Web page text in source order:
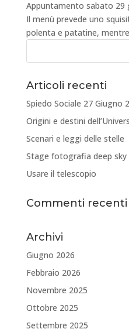
Appuntamento sabato 29
Il menù prevede uno
polenta e patatine,
Articoli recenti
Spiedo Sociale 27 Giugno
Origini e destini
Scenari e leggi delle stelle
Stage fotografia deep sky
Usare il telescopio
Commenti recenti
Archivi
Giugno 2026
Febbraio 2026
Novembre 2025
Ottobre 2025
Settembre 2025